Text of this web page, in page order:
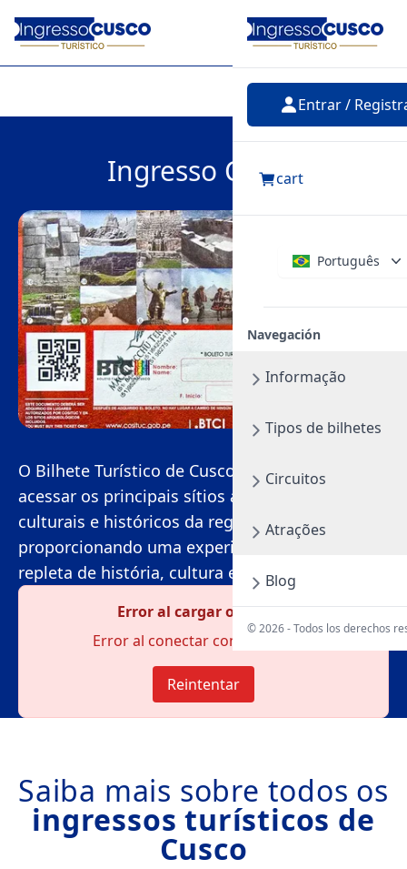
Entrar
Entrar /
cart
Português
Navegación
Informação
Tipos de bilhetes
Circuitos
Atrações
Blog
© 2026 - Todos los derechos
Ingresso Cusco
O Bilhete Turístico de Cusco lhe permite
acessar os principais sítios arqueológicos,
culturais e históricos da região,
proporcionando uma experiência inesquecível
repleta de história, cultura e paisagens únicas.
Error al cargar opciones
Error al conectar con el servidor
Reintentar
Saiba mais sobre todos os
ingressos turísticos de
Cusco